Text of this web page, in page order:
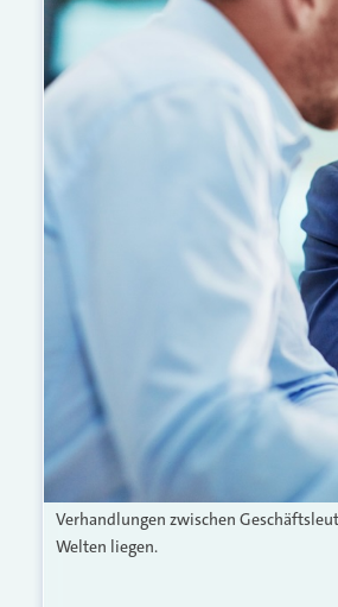
Verhandlungen zwischen
Welten liegen.